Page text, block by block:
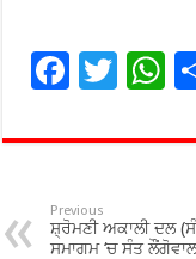
F
e
o
T
tt
p
Previous
ਸ਼੍ਰੋਮਣੀ ਅਕਾਲੀ ਦਲ
ਸਮਾਗਮ ‘ਚ ਸੰਤ